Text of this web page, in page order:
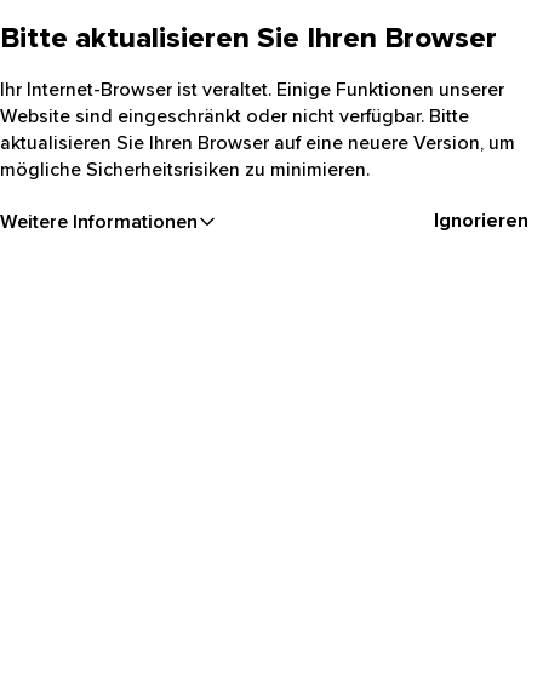
Bitte aktualisieren Sie Ihren Browser
Ihr Internet-Browser ist veraltet. Einige Funktionen unserer
Website sind eingeschränkt oder nicht verfügbar. Bitte
aktualisieren Sie Ihren Browser auf eine neuere Version, um
mögliche Sicherheitsrisiken zu minimieren.
Weitere Informationen Ignorieren